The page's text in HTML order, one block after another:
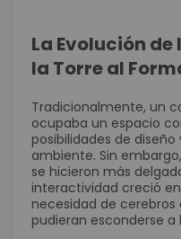
La Evolución
la Torre al
Tradicionalmente, un
ocupaba un espacio
posibilidades de
ambiente. Sin
se hicieron más
interactividad creció
necesidad de
pudieran esconderse a